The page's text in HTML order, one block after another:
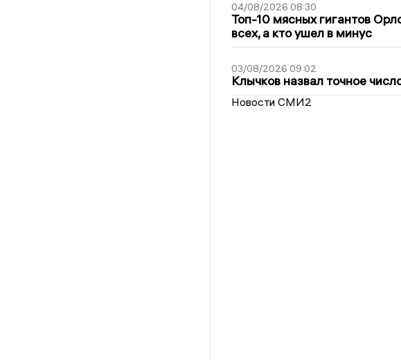
04/08/2026 08:30
Топ-10 мясных гигантов
всех, а кто ушел в минус
03/08/2026 09:02
Клычков назвал точное
Новости СМИ2